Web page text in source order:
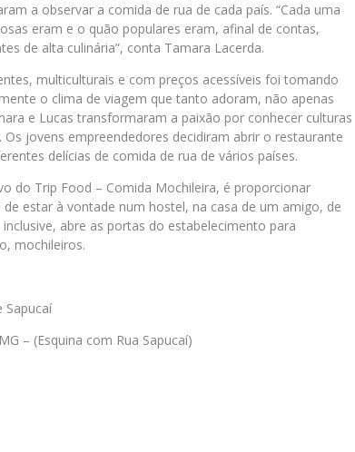
a observar a comida de rua de cada país. “Cada uma
eram e o quão populares eram, afinal de contas,
de alta culinária”, conta Tamara Lacerda.
multiculturais e com preços acessíveis foi tomando
o clima de viagem que tanto adoram, não apenas
e Lucas transformaram a paixão por conhecer culturas
jovens empreendedores decidiram abrir o restaurante
delícias de comida de rua de vários países.
do Trip Food – Comida Mochileira, é proporcionar
estar à vontade num hostel, na casa de um amigo, de
abre as portas do estabelecimento para
mochileiros.
Sapucaí
– (Esquina com Rua Sapucaí)